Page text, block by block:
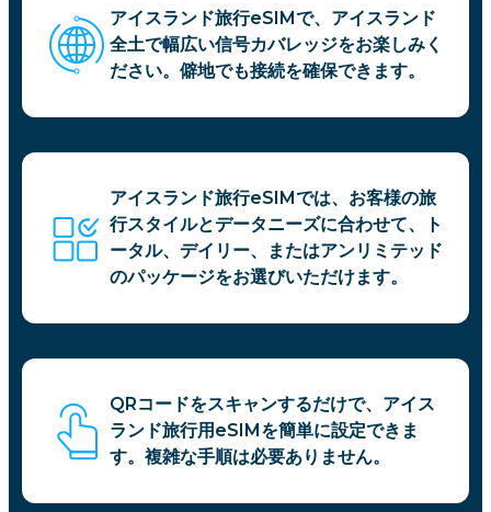
アイスランド旅行eSIMで、アイスランド
全土で幅広い信号カバレッジをお楽しみく
ださい。僻地でも接続を確保できます。
アイスランド旅行eSIMでは、お客様の旅
行スタイルとデータニーズに合わせて、ト
ータル、デイリー、またはアンリミテッド
のパッケージをお選びいただけます。
QRコードをスキャンするだけで、アイス
ランド旅行用eSIMを簡単に設定できま
す。複雑な手順は必要ありません。